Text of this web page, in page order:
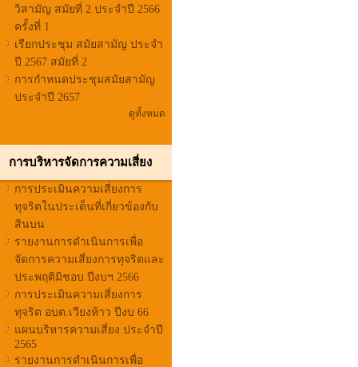
วิสามัญ สมัยที่ 2 ประจำปี 2566
ครั้งที่ 1
เรียกประชุม สมัยสามัญ ประจำ
ปี 2567 สมัยที่ 2
การกำหนดประชุมสมัยสามัญ
ประจำปี 2657
ดูทั้งหมด
การบริหารจัดการความเสี่ยง
การประเมินความเสี่ยงการ
ทุจริตในประเด็นที่เกี่ยวข้องกับ
สินบน
รายงานการดำเนินการเพื่อ
จัดการความเสี่ยงการทุจริตและ
ประพฤติมิชอบ ปีงบฯ 2566
การประเมินความเสี่ยงการ
ทุจริต อบต.เวียงห้าว ปีงบ 66
แผนบริหารความเสี่ยง ประจำปี
2565
รายงานการดำเนินการเพื่อ